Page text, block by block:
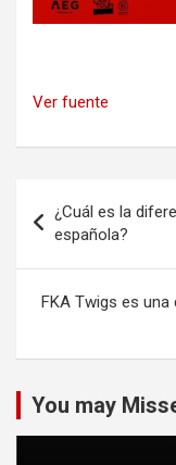
Ver fuente
de
entradas
¿Cuál es la
española?
FKA Twigs es
You may